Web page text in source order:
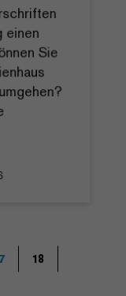
einen
Sie
18